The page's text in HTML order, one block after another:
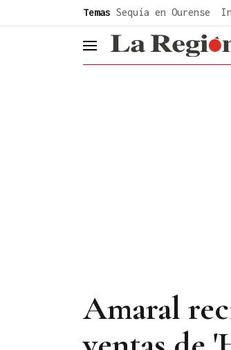
Temas Sequía en Ourense
header.menu.open
Amaral